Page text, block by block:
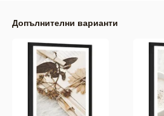
Допълнителни варианти